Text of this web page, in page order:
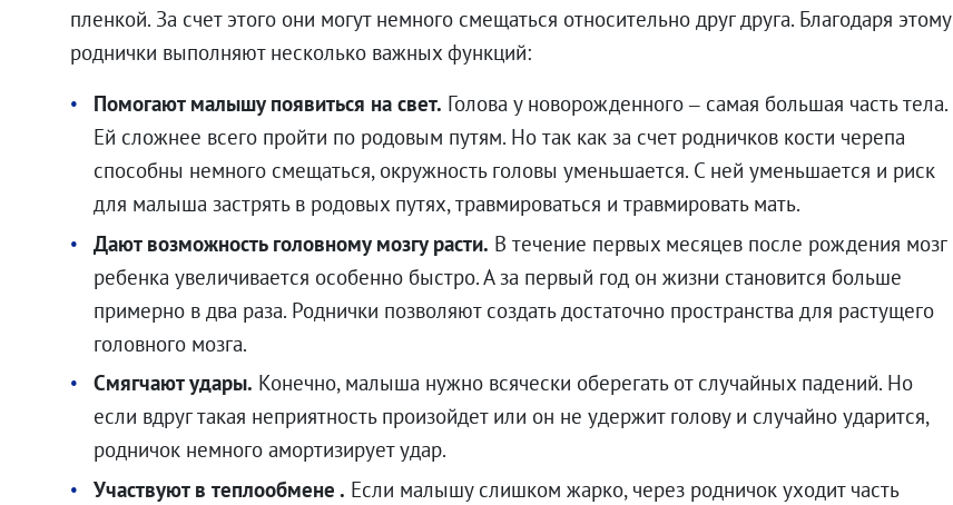
пленкой. За счет этого они могут немного смещаться относительно друг друга. Благодаря этому
роднички выполняют несколько важных функций:
Помогают малышу появиться на свет. Голова у новорожденного – самая большая часть тела.
Ей сложнее всего пройти по родовым путям. Но так как за счет родничков кости черепа
способны немного смещаться, окружность головы уменьшается. С ней уменьшается и риск
для малыша застрять в родовых путях, травмироваться и травмировать мать.
Дают возможность головному мозгу расти. В течение первых месяцев после рождения мозг
ребенка увеличивается особенно быстро. А за первый год он жизни становится больше
примерно в два раза. Роднички позволяют создать достаточно пространства для растущего
головного мозга.
Смягчают удары. Конечно, малыша нужно всячески оберегать от случайных падений. Но
если вдруг такая неприятность произойдет или он не удержит голову и случайно ударится,
родничок немного амортизирует удар.
Участвуют в теплообмене . Если малышу слишком жарко, через родничок уходит часть